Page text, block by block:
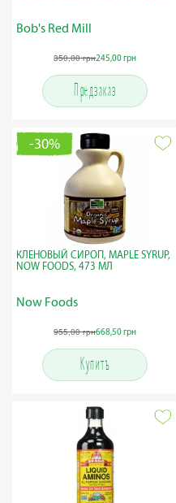
Bob's Red Mill
350,00 грн245,00 грн
Предзаказ
-30%
КЛЕНОВЫЙ СИРОП, MAPLE SYRUP,
NOW FOODS, 473 МЛ
Now Foods
955,00 грн668,50 грн
Купить